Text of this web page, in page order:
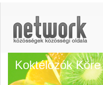
Koktélozók Köre